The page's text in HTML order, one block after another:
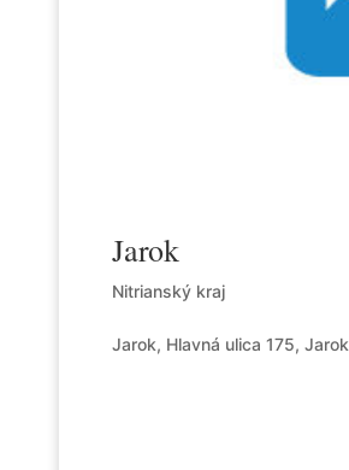
Jarok
Nitrianský kraj
Jarok, Hlavná ulica 175, Jarok